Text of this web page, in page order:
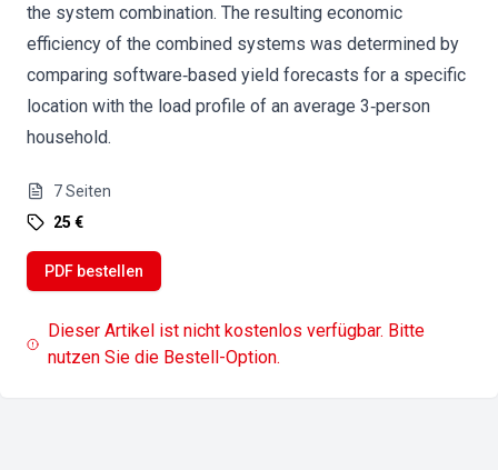
the system combination. The resulting economic
efficiency of the combined systems was determined by
comparing software‐based yield forecasts for a specific
location with the load profile of an average 3‐person
household.
7Seiten
25 €
PDF bestellen
Dieser Artikel ist nicht kostenlos verfügbar. Bitte
nutzen Sie die Bestell-Option.